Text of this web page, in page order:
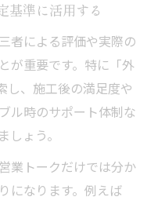
基準に活用する
者による評価や実際の
が重要です。特に「外
し、施工後の満足度や
ル時のサポート体制な
ょう。
業トークだけでは分か
になります。例えば